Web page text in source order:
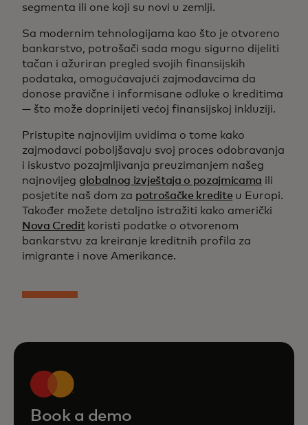
segmenta ili one koji su novi u zemlji.
Sa modernim tehnologijama kao što je otvoreno
bankarstvo, potrošači sada mogu sigurno dijeliti
tačan i ažuriran pregled svojih finansijskih
podataka, omogućavajući zajmodavcima da
donose pravične i informisane odluke o kreditima
— što može doprinijeti većoj finansijskoj inkluziji.
Pristupite najnovijim uvidima o tome kako
zajmodavci poboljšavaju svoj proces odobravanja
i iskustvo pozajmljivanja preuzimanjem našeg
najnovijeg globalnog izvještaja o pozajmicama ili
posjetite naš dom za potrošačke kredite u Europi.
Također možete detaljno istražiti kako američki
Nova Creditkoristi podatke o otvorenom
bankarstvu za kreiranje kreditnih profila za
imigrante i nove Amerikance.
Book a demo